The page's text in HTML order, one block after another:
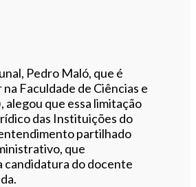
Pedro Maló, que é
Faculdade de Ciências e
alegou que essa limitação
das Instituições do
partilhado
que
candidatura do docente